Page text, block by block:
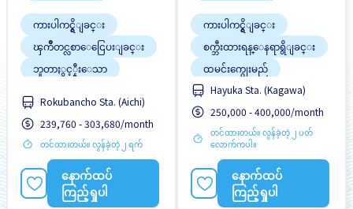
ကားပါကင္ရွိျခင္း
ၾကိဳတင္လစာေငြေပးျခင္း
ဘူတာႏွင့္နီးေသာ
အမျိုးသမီး ပို၍လိုလားသည်
အမျိုးသား ပို၍လိုလားသည်
အလုပ္အေတြ႕အၾကံဳရွိရန္မ
ႏိုင္ငံျခားသားအလုပ္
Rokubancho Sta. (Aichi)
239,760 - 303,680/month
တင်ထားတယ်။ လွန်ခဲ့တဲ့ ၂ ရက်
နောက်ထပ်
ကြည့်ရှုပါ
ကားပါကင္ရွိျခင္း
စက္ဘီးထားရန္ေနရာရွိျခင္း
ထမင်းကျွေးမည်
ဘူတာႏွင့္နီးေသာ
ဘောနပ်စ်
လမ္းစရိတ္ေပးသည္
အဆောင်တစ်စိတ်တစ်ပိုင်း
ဖုံးလွှမ်း
အမျိုးသမီး ပို၍လိုလားသည်
အမျိုးသား ပို၍လိုလားသည်
Hayuka Sta. (Kagawa)
250,000 - 400,000/month
တင်ထားတယ်။ လွန်ခဲ့တဲ့ ၂ ပတ်
လောက်ကပါ။
နောက်ထပ်
ကြည့်ရှုပါ